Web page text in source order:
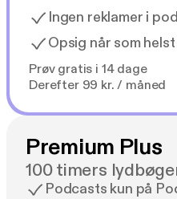
Ingen reklamer i
Opsig når som helst
Prøv gratis i 14 dage
Derefter 99 kr. / måned
Premium Plus
100 timers
Podcasts kun på